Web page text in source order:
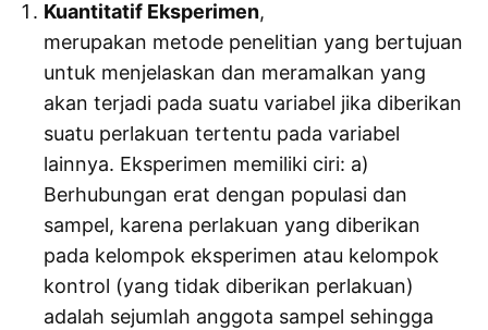
Kuantitatif Eksperimen,
merupakan metode penelitian yang bertujuan
untuk menjelaskan dan meramalkan yang
akan terjadi pada suatu variabel jika diberikan
suatu perlakuan tertentu pada variabel
lainnya. Eksperimen memiliki ciri: a)
Berhubungan erat dengan populasi dan
sampel, karena perlakuan yang diberikan
pada kelompok eksperimen atau kelompok
kontrol (yang tidak diberikan perlakuan)
adalah sejumlah anggota sampel sehingga